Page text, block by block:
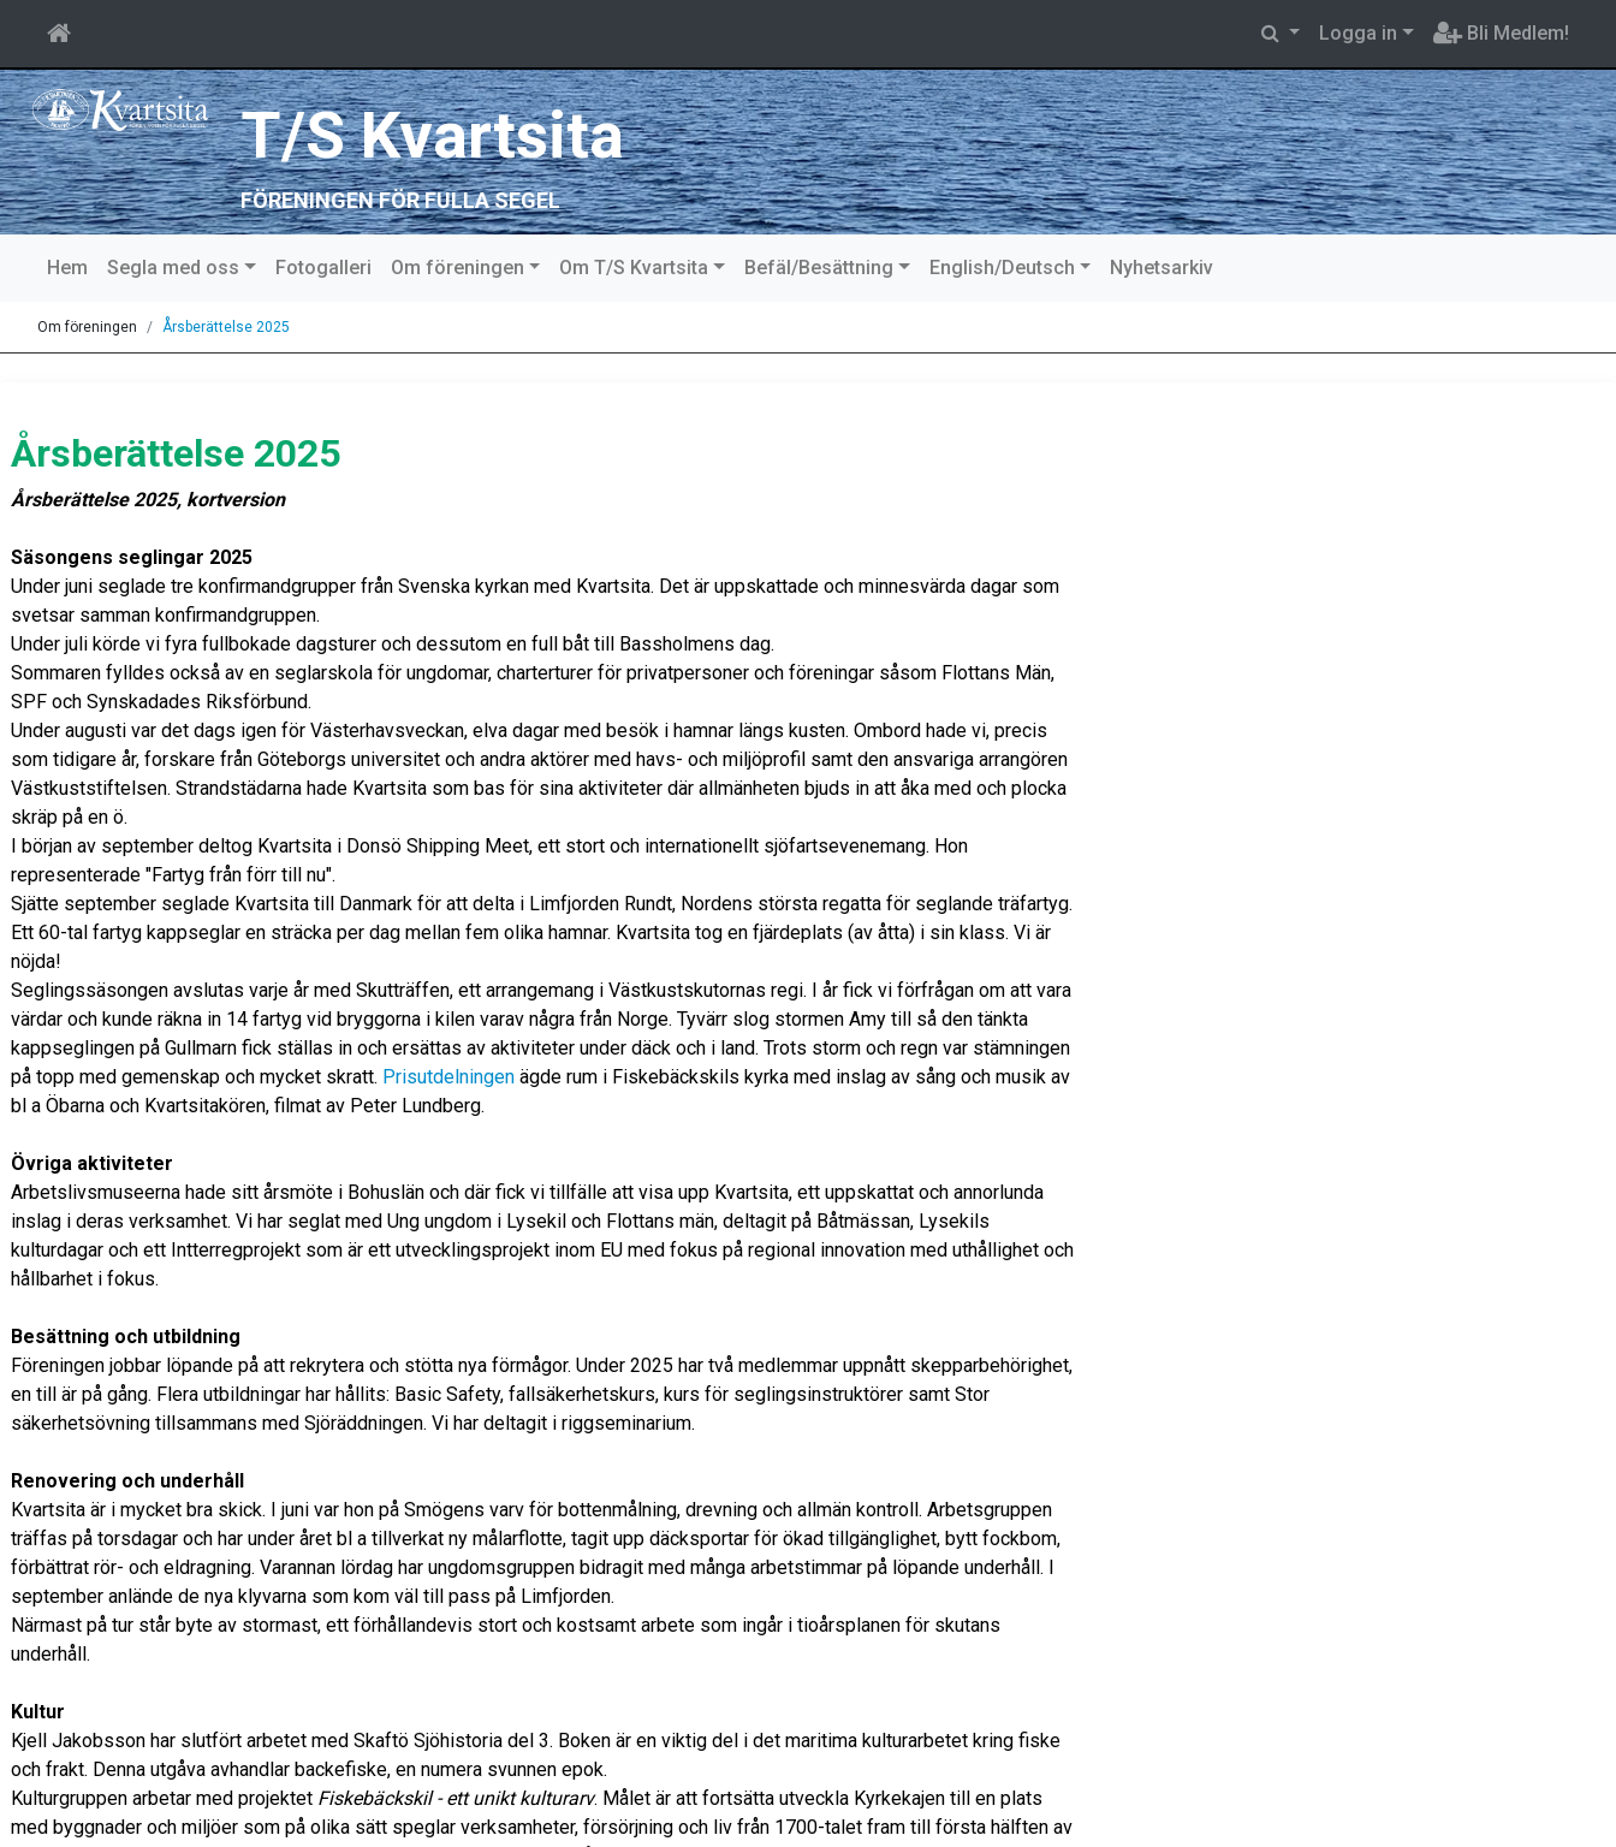
Logga in Bli Medlem!
T/S Kvartsita
FÖRENINGEN FÖR FULLA SEGEL
Hem Segla med oss Fotogalleri Om föreningen Om T/S Kvartsita Befäl/Besättning English/Deutsch Nyhetsarkiv
Om föreningen Årsberättelse 2025
Årsberättelse 2025
Årsberättelse 2025, kortversion
Säsongens seglingar 2025
Under juni seglade tre konfirmandgrupper från Svenska kyrkan med Kvartsita. Det är uppskattade och minnesvärda dagar som
svetsar samman konfirmandgruppen.
Under juli körde vi fyra fullbokade dagsturer och dessutom en full båt till Bassholmens dag.
Sommaren fylldes också av en seglarskola för ungdomar, charterturer för privatpersoner och föreningar såsom Flottans Män,
SPF och Synskadades Riksförbund.
Under augusti var det dags igen för Västerhavsveckan, elva dagar med besök i hamnar längs kusten. Ombord hade vi, precis
som tidigare år, forskare från Göteborgs universitet och andra aktörer med havs- och miljöprofil samt den ansvariga arrangören
Västkuststiftelsen. Strandstädarna hade Kvartsita som bas för sina aktiviteter där allmänheten bjuds in att åka med och plocka
skräp på en ö.
I början av september deltog Kvartsita i Donsö Shipping Meet, ett stort och internationellt sjöfartsevenemang. Hon
representerade "Fartyg från förr till nu".
Sjätte september seglade Kvartsita till Danmark för att delta i Limfjorden Rundt, Nordens största regatta för seglande träfartyg.
Ett 60-tal fartyg kappseglar en sträcka per dag mellan fem olika hamnar. Kvartsita tog en fjärdeplats (av åtta) i sin klass. Vi är
nöjda!
Seglingssäsongen avslutas varje år med Skutträffen, ett arrangemang i Västkustskutornas regi. I år fick vi förfrågan om att vara
värdar och kunde räkna in 14 fartyg vid bryggorna i kilen varav några från Norge. Tyvärr slog stormen Amy till så den tänkta
kappseglingen på Gullmarn fick ställas in och ersättas av aktiviteter under däck och i land. Trots storm och regn var stämningen
på topp med gemenskap och mycket skratt. Prisutdelningen ägde rum i Fiskebäckskils kyrka med inslag av sång och musik av
bl a Öbarna och Kvartsitakören, filmat av Peter Lundberg.
Övriga aktiviteter
Arbetslivsmuseerna hade sitt årsmöte i Bohuslän och där fick vi tillfälle att visa upp Kvartsita, ett uppskattat och annorlunda
inslag i deras verksamhet. Vi har seglat med Ung ungdom i Lysekil och Flottans män, deltagit på Båtmässan, Lysekils
kulturdagar och ett Intterregprojekt som är ett utvecklingsprojekt inom EU med fokus på regional innovation med uthållighet och
hållbarhet i fokus.
Besättning och utbildning
Föreningen jobbar löpande på att rekrytera och stötta nya förmågor. Under 2025 har två medlemmar uppnått skepparbehörighet,
en till är på gång. Flera utbildningar har hållits: Basic Safety, fallsäkerhetskurs, kurs för seglingsinstruktörer samt Stor
säkerhetsövning tillsammans med Sjöräddningen. Vi har deltagit i riggseminarium.
Renovering och underhåll
Kvartsita är i mycket bra skick. I juni var hon på Smögens varv för bottenmålning, drevning och allmän kontroll. Arbetsgruppen
träffas på torsdagar och har under året bl a tillverkat ny målarflotte, tagit upp däcksportar för ökad tillgänglighet, bytt fockbom,
förbättrat rör- och eldragning. Varannan lördag har ungdomsgruppen bidragit med många arbetstimmar på löpande underhåll. I
september anlände de nya klyvarna som kom väl till pass på Limfjorden.
Närmast på tur står byte av stormast, ett förhållandevis stort och kostsamt arbete som ingår i tioårsplanen för skutans
underhåll.
Kultur
Kjell Jakobsson har slutfört arbetet med Skaftö Sjöhistoria del 3. Boken är en viktig del i det maritima kulturarbetet kring fiske
och frakt. Denna utgåva avhandlar backefiske, en numera svunnen epok.
Kulturgruppen arbetar med projektet Fiskebäckskil - ett unikt kulturarv. Målet är att fortsätta utveckla Kyrkekajen till en plats
med byggnader och miljöer som på olika sätt speglar verksamheter, försörjning och liv från 1700-talet fram till första hälften av